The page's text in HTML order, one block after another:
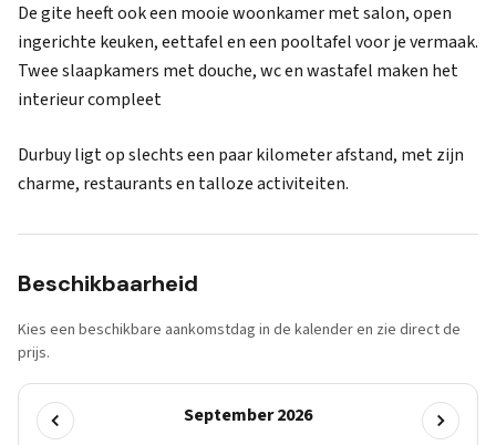
De gite heeft ook een mooie woonkamer met salon, open
ingerichte keuken, eettafel en een pooltafel voor je vermaak.
Twee slaapkamers met douche, wc en wastafel maken het
interieur compleet
Durbuy ligt op slechts een paar kilometer afstand, met zijn
charme, restaurants en talloze activiteiten.
Beschikbaarheid
Kies een beschikbare aankomstdag in de kalender en zie direct de
prijs.
September 2026